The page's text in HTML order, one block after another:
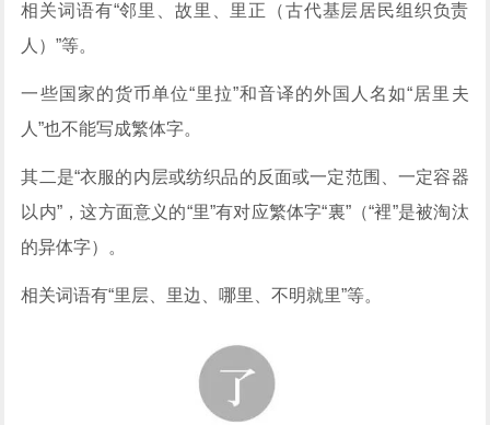
相关词语有“邻里、故里、里正（古代基层居民组织负责
人）”等。
一些国家的货币单位“里拉”和音译的外国人名如“居里夫
人”也不能写成繁体字。
其二是“衣服的内层或纺织品的反面或一定范围、一定容器
以内”，这方面意义的“里”有对应繁体字“裏”（“裡”是被淘汰
的异体字）。
相关词语有“里层、里边、哪里、不明就里”等。